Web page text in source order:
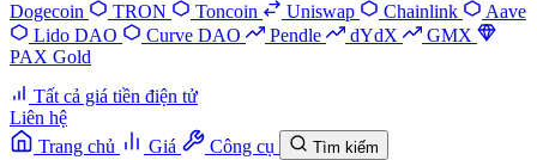
Dogecoin
TRON Toncoin Uniswap Chainlink
Aave
Lido DAO
Curve DAO Pendle dYdX
GMX
PAX Gold
Tất cả giá tiền điện tử
Liên hệ
Trang chủ
Giá Công cụ Tìm kiếm